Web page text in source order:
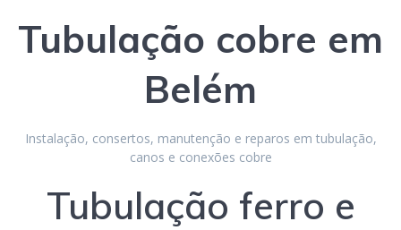
Tubulação cobre em
Belém
Instalação, consertos, manutenção e reparos em tubulação,
canos e conexões cobre
Tubulação ferro e